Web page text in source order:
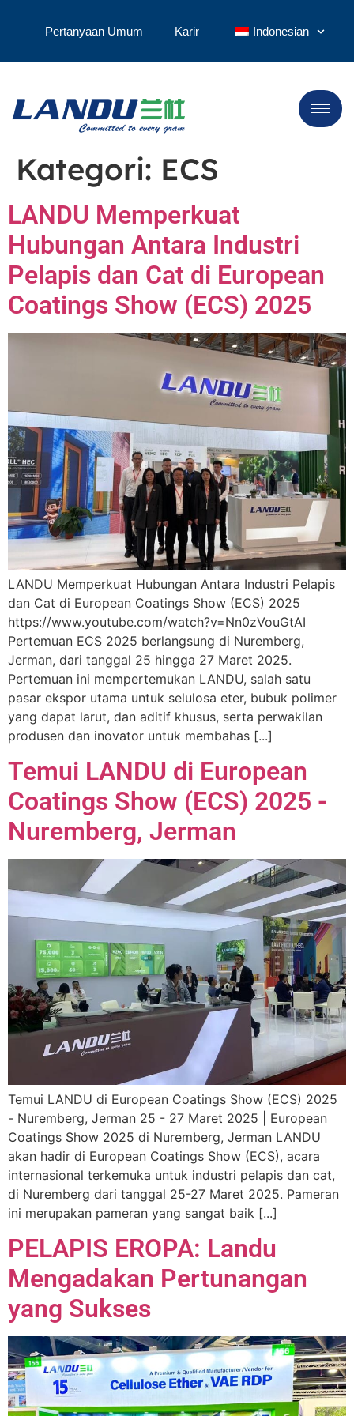
Pertanyaan Umum Karir Indonesian
Kategori: ECS
LANDU Memperkuat
Hubungan Antara Industri
Pelapis dan Cat di European
Coatings Show (ECS) 2025
LANDU Memperkuat Hubungan Antara Industri Pelapis
dan Cat di European Coatings Show (ECS) 2025
https://www.youtube.com/watch?v=Nn0zVouGtAI
Pertemuan ECS 2025 berlangsung di Nuremberg,
Jerman, dari tanggal 25 hingga 27 Maret 2025.
Pertemuan ini mempertemukan LANDU, salah satu
pasar ekspor utama untuk selulosa eter, bubuk polimer
yang dapat larut, dan aditif khusus, serta perwakilan
produsen dan inovator untuk membahas [...]
Temui LANDU di European
Coatings Show (ECS) 2025 -
Nuremberg, Jerman
Temui LANDU di European Coatings Show (ECS) 2025
- Nuremberg, Jerman 25 - 27 Maret 2025 | European
Coatings Show 2025 di Nuremberg, Jerman LANDU
akan hadir di European Coatings Show (ECS), acara
internasional terkemuka untuk industri pelapis dan cat,
di Nuremberg dari tanggal 25-27 Maret 2025. Pameran
ini merupakan pameran yang sangat baik [...]
PELAPIS EROPA: Landu
Mengadakan Pertunangan
yang Sukses